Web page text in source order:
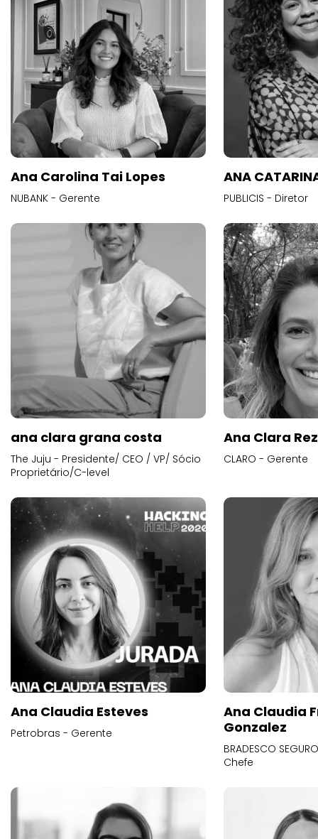
Ana Carolina Tai Lopes
NUBANK - Gerente
ANA
PUBLICIS - Diretor
ana clara grana costa
The Juju - Presidente/ CEO / VP/ Sócio
Proprietário/C-level
Ana Clara
CLARO - Gerente
Ana Claudia Esteves
Petrobras - Gerente
Ana Claudia
Gonzalez
BRADESCO
Chefe